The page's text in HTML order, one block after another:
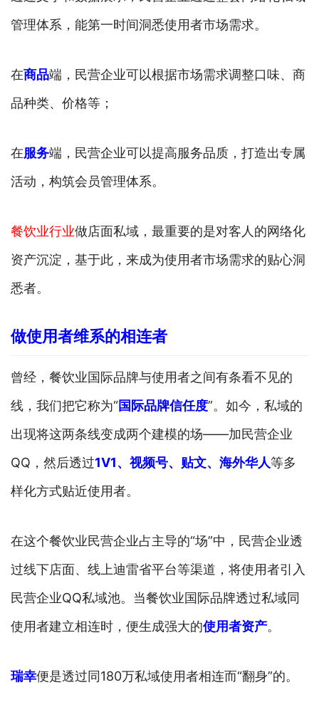
管理体系，能第一时间洞悉使用者市场需求。
在商品端，民营企业可以根据市场需求调整口味、商
品种类、价格等；
在服务端，民营企业可以提高服务品质，打造出专属
活动，构筑会员管理体系。
餐饮业行业做店面私域，最重要的是对客人的网络化
资产沉淀，基于此，来成为使用者市场需求的贴心洞
悉者。
做使用者维系的相连者
曾经，餐饮业国际品牌与使用者之间有条看不见的
线，我们把它称为“国际品牌信任度”。如今，私域的
出现将这两条线变成两个建模的场——加民营企业
QQ，然后透过1V1、视频号、贴文、海外华人等多
样化方式贴近使用者。
在这个餐饮业民营企业占主导的“场”中，民营企业透
过线下店面、线上迪雷省平台等渠道，将使用者引入
民营企业QQ私域池。当餐饮业国际品牌透过私域同
使用者建立相连时，便生成强大的使用者资产。
瑞幸便是透过同180万私域使用者相连而“翻身”的。